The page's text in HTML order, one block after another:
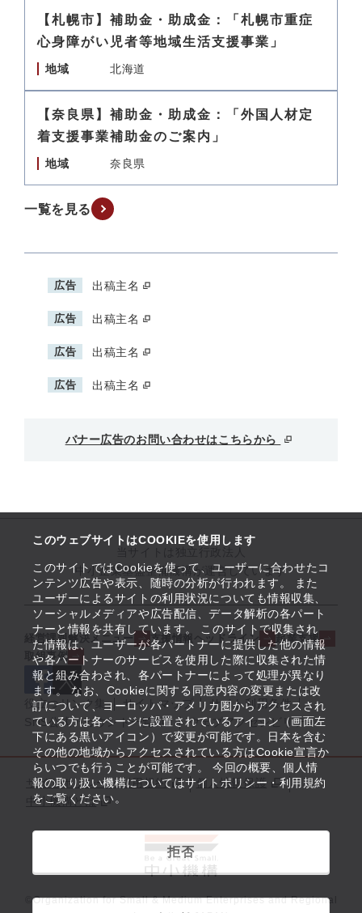
このウェブサイトはCOOKIEを使用します
このサイトではCookieを使って、ユーザーに合わせたコ
ンテンツ広告や表示、随時の分析が行われます。 また
ユーザーによるサイトの利用状況についても情報収集、
ソーシャルメディアや広告配信、データ解析の各パート
ナーと情報を共有しています。 このサイトで収集され
た情報は、ユーザーが各パートナーに提供した他の情報
や各パートナーのサービスを使用した際に収集された情
報と組み合わされ、各パートナーによって処理が異なり
ます。 なお、Cookieに関する同意内容の変更または改
訂について、ヨーロッパ・アメリカ圏からアクセスされ
ている方は各ページに設置されているアイコン（画面左
下にある黒いアイコン）で変更が可能です。日本を含む
その他の地域からアクセスされている方はCookie宣言か
らいつでも行うことが可能です。 今回の概要、個人情
報の取り扱い機構についてはサイトポリシー・利用規約
をご覧ください。
拒否
【札幌市】補助金・助成金：「札幌市重症
心身障がい児者等地域生活支援事業」
地域 北海道
【奈良県】補助金・助成金：「外国人材定
着支援事業補助金のご案内」
地域 奈良県
一覧を見る
広告 出稿主名
広告 出稿主名
広告 出稿主名
広告 出稿主名
バナー広告のお問い合わせはこちらから
中小企業基盤整備機構が運営しています
経営課題解決メニュー 支援情報ヘッドライン
起業支援
取組事例
役立つリンク集 サイトマップ
サイト利用条件
SNS公式アカウント一覧
ウェブアクセシビリティ
サイトポリシー・利用規約
個人情報保護
中小機構とは
©Organization for Small & Medium Enterprises and Regional